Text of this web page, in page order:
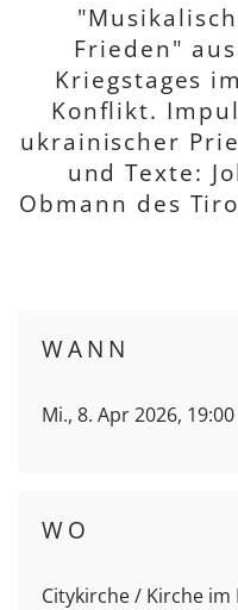
Frieden"
Kriegstages
Konflikt.
ukrainischer
und Texte:
Obmann des
WANN
Mi., 8. Apr 2026,
WO
Citykirche / Kirche